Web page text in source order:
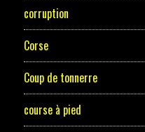
corruption
Corse
Coup de tonnerre
course à pied